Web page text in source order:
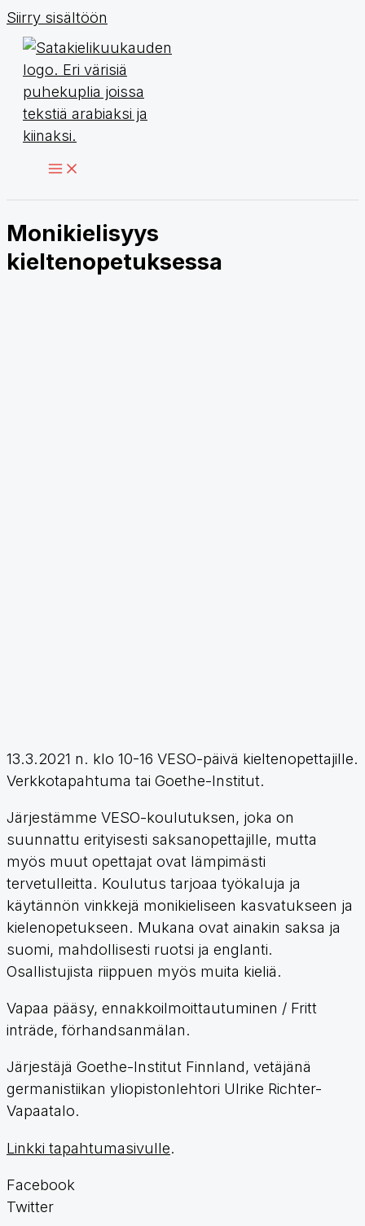
Siirry sisältöön
Monikielisyys
kieltenopetuksessa
13.3.2021 n. klo 10-16 VESO-päivä kieltenopettajille.
Verkkotapahtuma tai Goethe-Institut.
Järjestämme VESO-koulutuksen, joka on
suunnattu erityisesti saksanopettajille, mutta
myös muut opettajat ovat lämpimästi
tervetulleitta. Koulutus tarjoaa työkaluja ja
käytännön vinkkejä monikieliseen kasvatukseen ja
kielenopetukseen. Mukana ovat ainakin saksa ja
suomi, mahdollisesti ruotsi ja englanti.
Osallistujista riippuen myös muita kieliä.
Vapaa pääsy, ennakkoilmoittautuminen / Fritt
inträde, förhandsanmälan.
Järjestäjä Goethe-Institut Finnland, vetäjänä
germanistiikan yliopistonlehtori Ulrike Richter-
Vapaatalo.
Linkki tapahtumasivulle.
Facebook
Twitter